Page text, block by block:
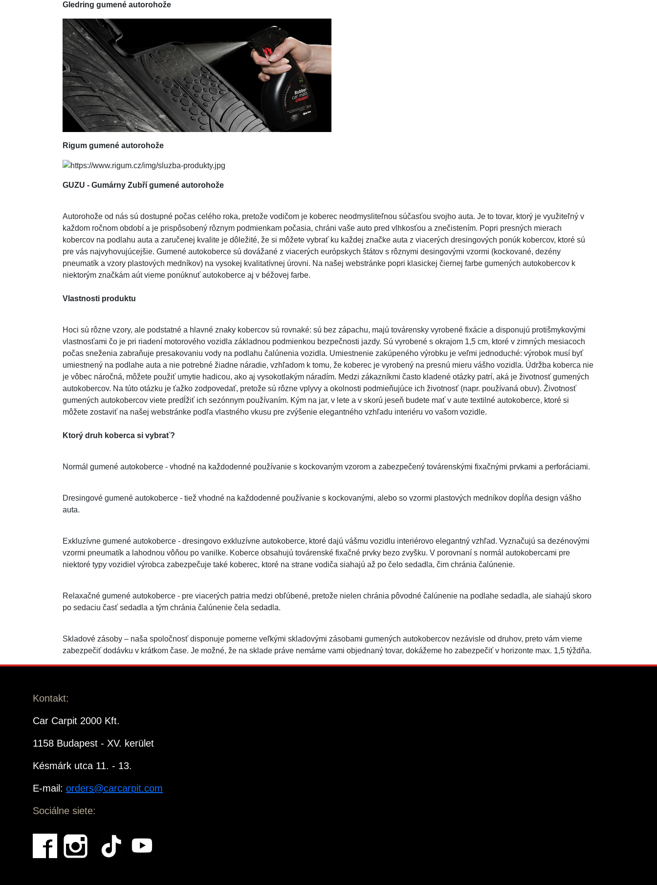
Gledring gumené autorohože
Rigum gumené autorohože
GUZU - Gumárny Zubří gumené autorohože
Autorohože od nás sú dostupné počas celého roka, pretože vodičom je koberec neodmysliteľnou súčasťou svojho auta. Je to tovar, ktorý je využiteľný v
každom ročnom období a je prispôsobený rôznym podmienkam počasia, chráni vaše auto pred vlhkosťou a znečistením. Popri presných mierach
kobercov na podlahu auta a zaručenej kvalite je dôležité, že si môžete vybrať ku každej značke auta z viacerých dresingových ponúk kobercov, ktoré sú
pre vás najvyhovujúcejšie. Gumené autokoberce sú dovážané z viacerých európskych štátov s rôznymi desingovými vzormi (kockované, dezény
pneumatík a vzory plastových medníkov) na vysokej kvalitatívnej úrovni. Na našej webstránke popri klasickej čiernej farbe gumených autokobercov k
niektorým značkám aút vieme ponúknuť autokoberce aj v béžovej farbe.
Vlastnosti produktu
Hoci sú rôzne vzory, ale podstatné a hlavné znaky kobercov sú rovnaké: sú bez zápachu, majú továrensky vyrobené fixácie a disponujú protišmykovými
vlastnosťami čo je pri riadení motorového vozidla základnou podmienkou bezpečnosti jazdy. Sú vyrobené s okrajom 1,5 cm, ktoré v zimných mesiacoch
počas sneženia zabraňuje presakovaniu vody na podlahu čalúnenia vozidla. Umiestnenie zakúpeného výrobku je veľmi jednoduché: výrobok musí byť
umiestnený na podlahe auta a nie potrebné žiadne náradie, vzhľadom k tomu, že koberec je vyrobený na presnú mieru vášho vozidla. Údržba koberca nie
je vôbec náročná, môžete použiť umytie hadicou, ako aj vysokotlakým náradím. Medzi zákazníkmi často kladené otázky patrí, aká je životnosť gumených
autokobercov. Na túto otázku je ťažko zodpovedať, pretože sú rôzne vplyvy a okolnosti podmieňujúce ich životnosť (napr. používaná obuv). Životnosť
gumených autokobercov viete predĺžiť ich sezónnym používaním. Kým na jar, v lete a v skorú jeseň budete mať v aute textilné autokoberce, ktoré si
môžete zostaviť na našej webstránke podľa vlastného vkusu pre zvýšenie elegantného vzhľadu interiéru vo vašom vozidle.
Ktorý druh koberca si vybrať?
Normál gumené autokoberce - vhodné na každodenné používanie s kockovaným vzorom a zabezpečený továrenskými fixačnými prvkami a perforáciami.
Dresingové gumené autokoberce - tiež vhodné na každodenné používanie s kockovanými, alebo so vzormi plastových medníkov dopĺňa design vášho
auta.
Exkluzívne gumené autokoberce - dresingovo exkluzívne autokoberce, ktoré dajú vášmu vozidlu interiérovo elegantný vzhľad. Vyznačujú sa dezénovými
vzormi pneumatík a lahodnou vôňou po vanilke. Koberce obsahujú továrenské fixačné prvky bezo zvyšku. V porovnaní s normál autokobercami pre
niektoré typy vozidiel výrobca zabezpečuje také koberec, ktoré na strane vodiča siahajú až po čelo sedadla, čim chránia čalúnenie.
Relaxačné gumené autokoberce - pre viacerých patria medzi obľúbené, pretože nielen chránia pôvodné čalúnenie na podlahe sedadla, ale siahajú skoro
po sedaciu časť sedadla a tým chránia čalúnenie čela sedadla.
Skladové zásoby – naša spoločnosť disponuje pomerne veľkými skladovými zásobami gumených autokobercov nezávisle od druhov, preto vám vieme
zabezpečiť dodávku v krátkom čase. Je možné, že na sklade práve nemáme vami objednaný tovar, dokážeme ho zabezpečiť v horizonte max. 1,5 týždňa.
Kontakt:
Car Carpit 2000 Kft.
1158 Budapest - XV. kerület
Késmárk utca 11. - 13.
E-mail:orders@carcarpit.com
Sociálne siete: